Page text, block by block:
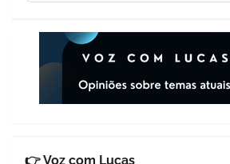
👉 Voz com Lucas